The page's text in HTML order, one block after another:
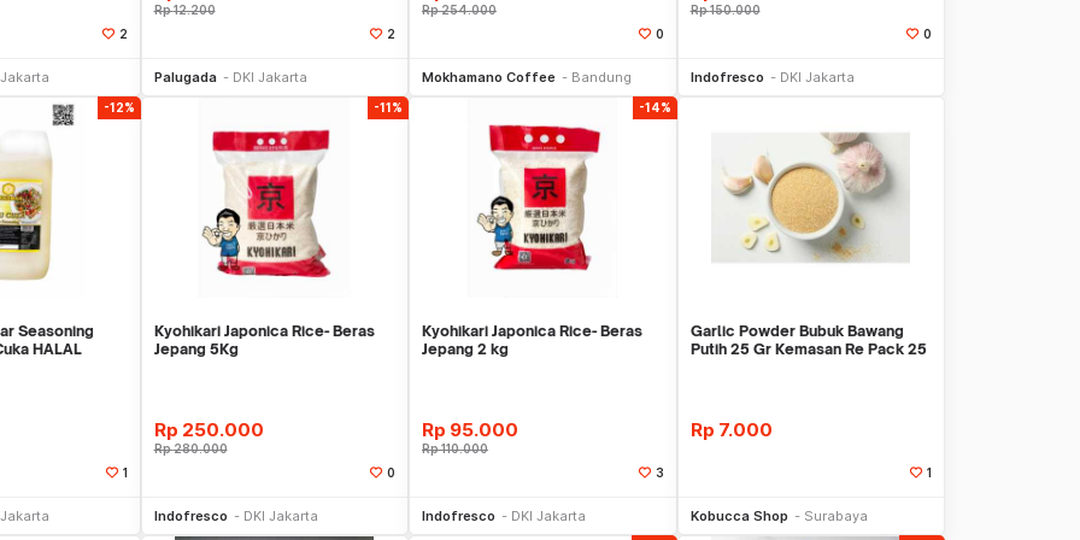
2
Rp12.200
2
Palugada DKI Jakarta
Rp254.000
0
Mokhamano Coffee Bandung
Rp150.000
0
Indofresco DKI Jakarta
-12%
Seasoning
HALAL
1
-11%
Kyohikari Japonica Rice- Beras
Jepang 5Kg
Rp 250.000
Rp280.000
0
Indofresco DKI Jakarta
-14%
Kyohikari Japonica Rice- Beras
Jepang 2 kg
Rp 95.000
Rp110.000
3
Indofresco DKI Jakarta
Garlic Powder Bubuk Bawang
Putih 25 Gr Kemasan Re Pack 25
Rp 7.000
1
Kobucca Shop Surabaya